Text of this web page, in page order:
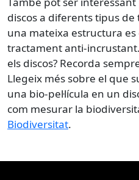
discos a diferents tipus
una mateixa estructura es
tractament anti-
els discos? Recorda
Llegeix més sobre el que
una bio-pel·lícula en un
com mesurar la
Biodiversitat.